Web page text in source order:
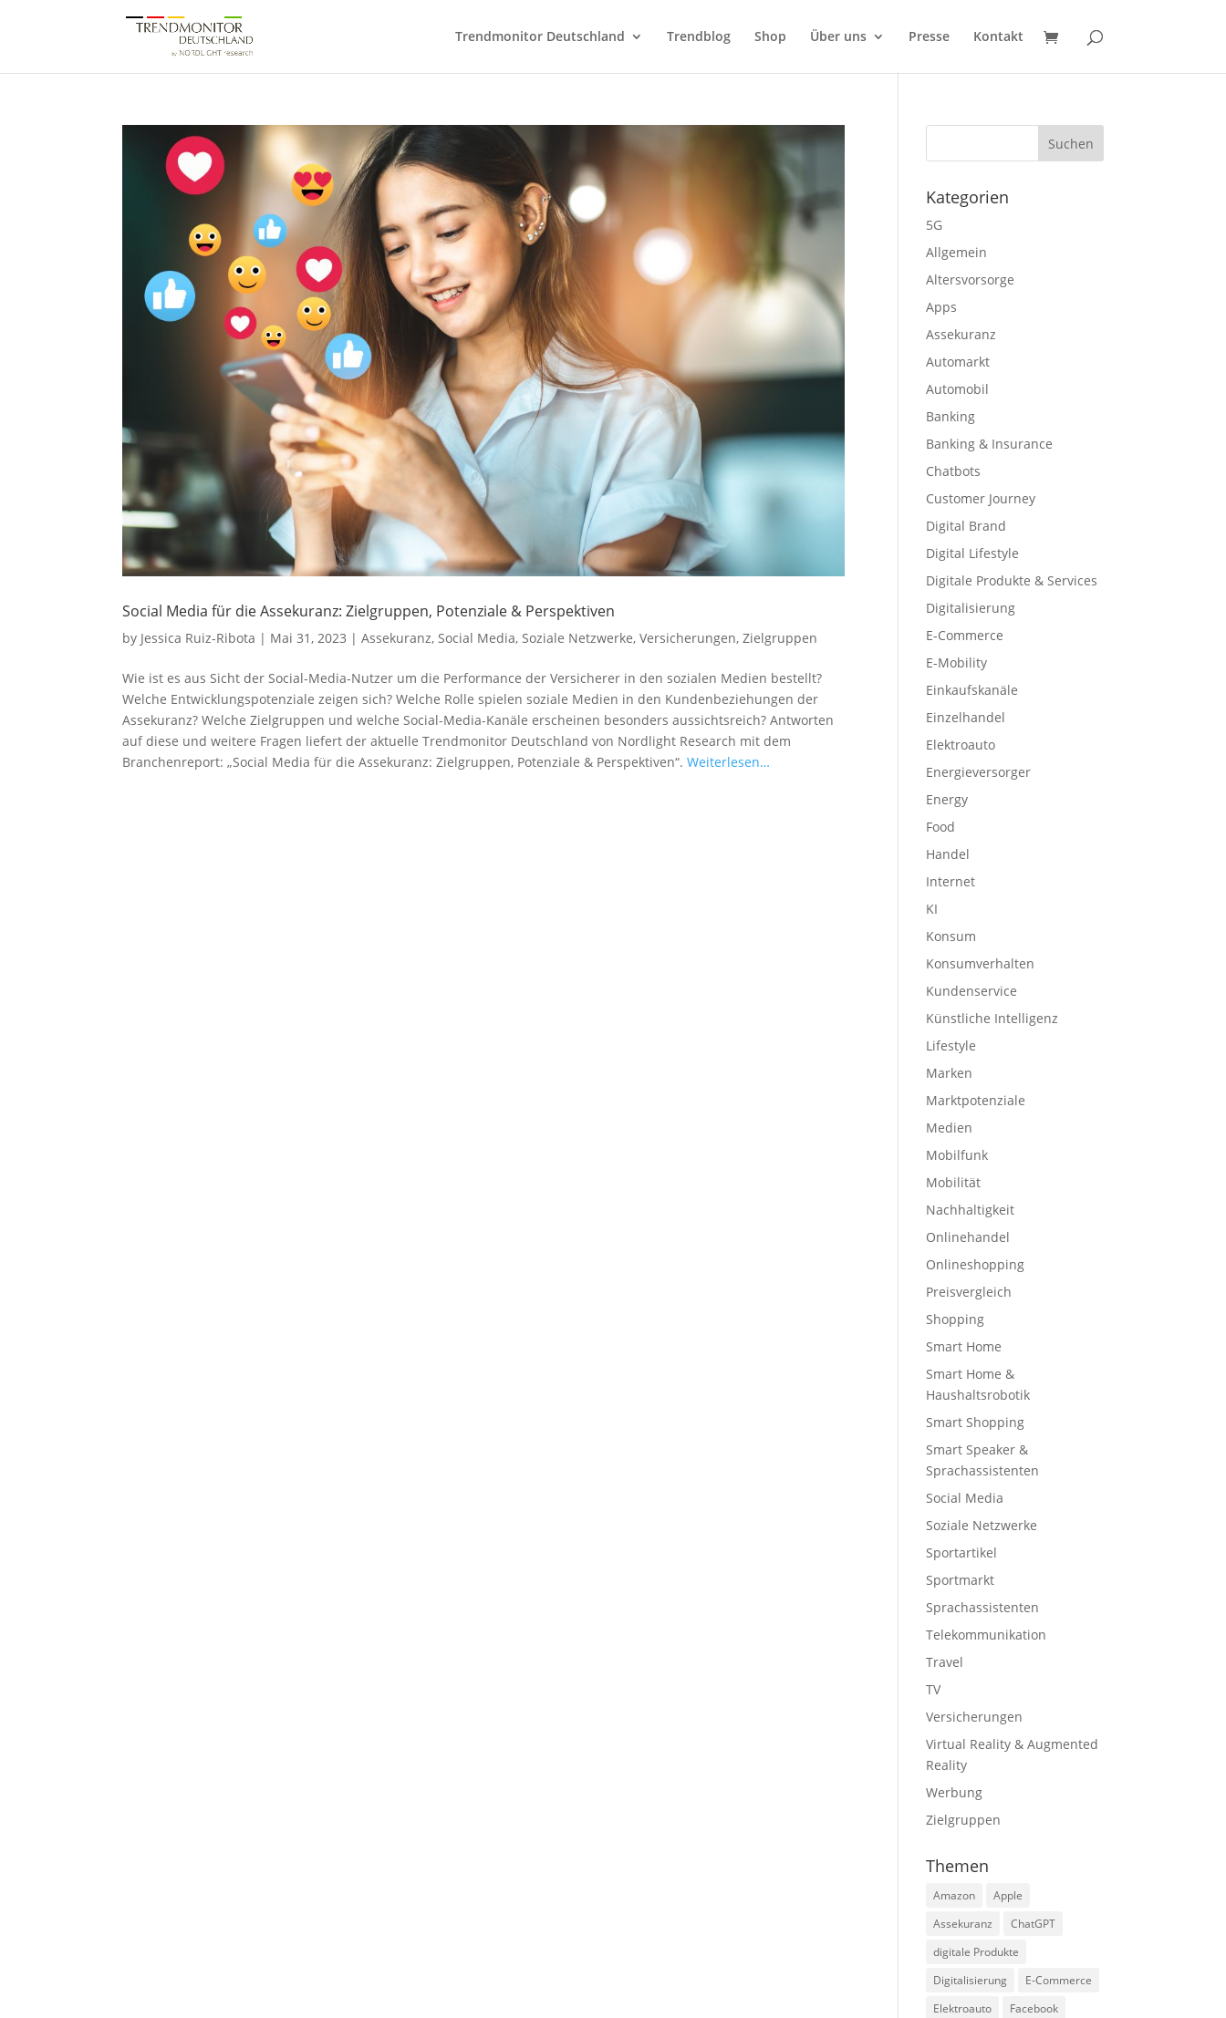
Trendmonitor Deutschland Trendblog Shop Über uns Presse Kontakt
Social Media für die Assekuranz: Zielgruppen, Potenziale & Perspektiven
by Jessica Ruiz-Ribota | Mai 31, 2023 |Assekuranz, Social Media, Soziale Netzwerke,Versicherungen,Zielgruppen
Wie ist es aus Sicht der Social-Media-Nutzer um die Performance der Versicherer in den sozialen Medien bestellt?
Welche Entwicklungspotenziale zeigen sich? Welche Rolle spielen soziale Medien in den Kundenbeziehungen der
Assekuranz? Welche Zielgruppen und welche Social-Media-Kanäle erscheinen besonders aussichtsreich? Antworten
auf diese und weitere Fragen liefert der aktuelle Trendmonitor Deutschland von Nordlight Research mit dem
Branchenreport: „Social Media für die Assekuranz: Zielgruppen, Potenziale & Perspektiven“.Weiterlesen…
Kategorien
5G
Allgemein
Altersvorsorge
Apps
Assekuranz
Automarkt
Automobil
Banking
Banking & Insurance
Chatbots
Customer Journey
Digital Brand
Digital Lifestyle
Digitale Produkte & Services
Digitalisierung
E-Commerce
E-Mobility
Einkaufskanäle
Einzelhandel
Elektroauto
Energieversorger
Energy
Food
Handel
Internet
KI
Konsum
Konsumverhalten
Kundenservice
Künstliche Intelligenz
Lifestyle
Marken
Marktpotenziale
Medien
Mobilfunk
Mobilität
Nachhaltigkeit
Onlinehandel
Onlineshopping
Preisvergleich
Shopping
Smart Home
Smart Home &
Haushaltsrobotik
Smart Shopping
Smart Speaker &
Sprachassistenten
Social Media
Soziale Netzwerke
Sportartikel
Sportmarkt
Sprachassistenten
Telekommunikation
Travel
TV
Versicherungen
Virtual Reality & Augmented
Reality
Werbung
Zielgruppen
Themen
Amazon
Apple
Assekuranz
ChatGPT
digitale Produkte
Digitalisierung
E-Commerce
Elektroauto
Facebook